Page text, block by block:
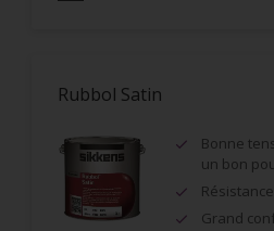
Rubbol Satin
Bonne
un bon
Grand